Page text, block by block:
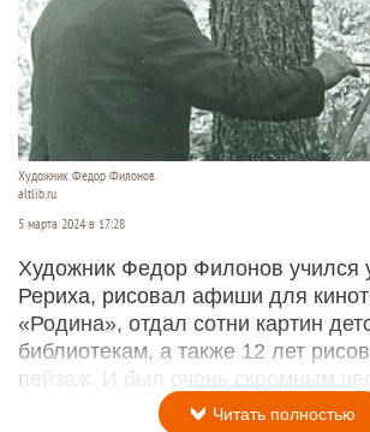
Художник Федор Филонов.
altlib.ru
5 марта 2024 в 17:28
Художник Федор Филонов учился
Рериха, рисовал афиши для
«Родина», отдал сотни картин
библиотекам, а также 12 лет
пейзаж. И был очень скромным
Читать полностью